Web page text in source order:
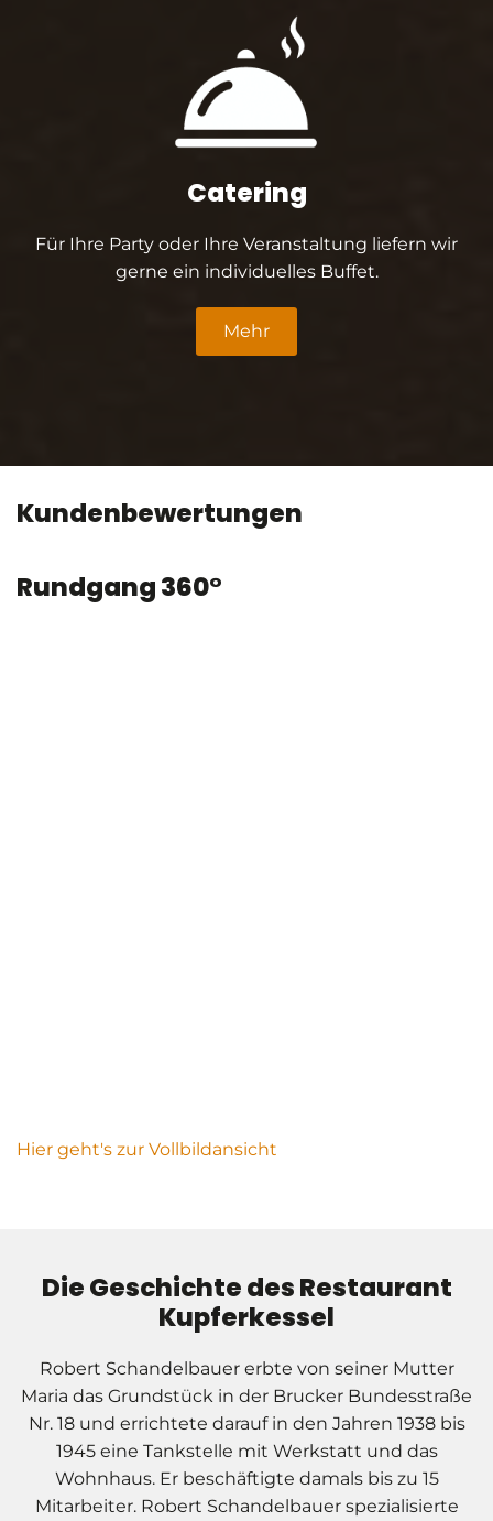
Catering
Für Ihre Party oder Ihre Veranstaltung liefern wir
gerne ein individuelles Buffet.
Mehr
Kundenbewertungen
Rundgang 360°
Hier geht's zur Vollbildansicht
Die Geschichte des Restaurant
Kupferkessel
Robert Schandelbauer erbte von seiner Mutter
Maria das Grundstück in der Brucker Bundesstraße
Nr. 18 und errichtete darauf in den Jahren 1938 bis
1945 eine Tankstelle mit Werkstatt und das
Wohnhaus. Er beschäftigte damals bis zu 15
Mitarbeiter. Robert Schandelbauer spezialisierte